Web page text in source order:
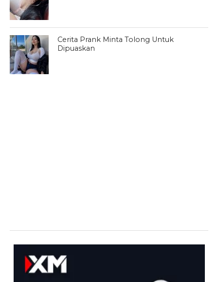
Cerita Prank Minta Tolong Untuk
Dipuaskan